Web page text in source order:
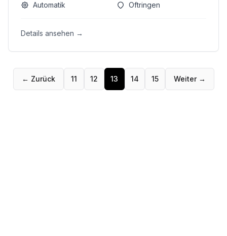
Automatik
Oftringen
Details ansehen →
← Zurück 11 12 13 14 15 Weiter →